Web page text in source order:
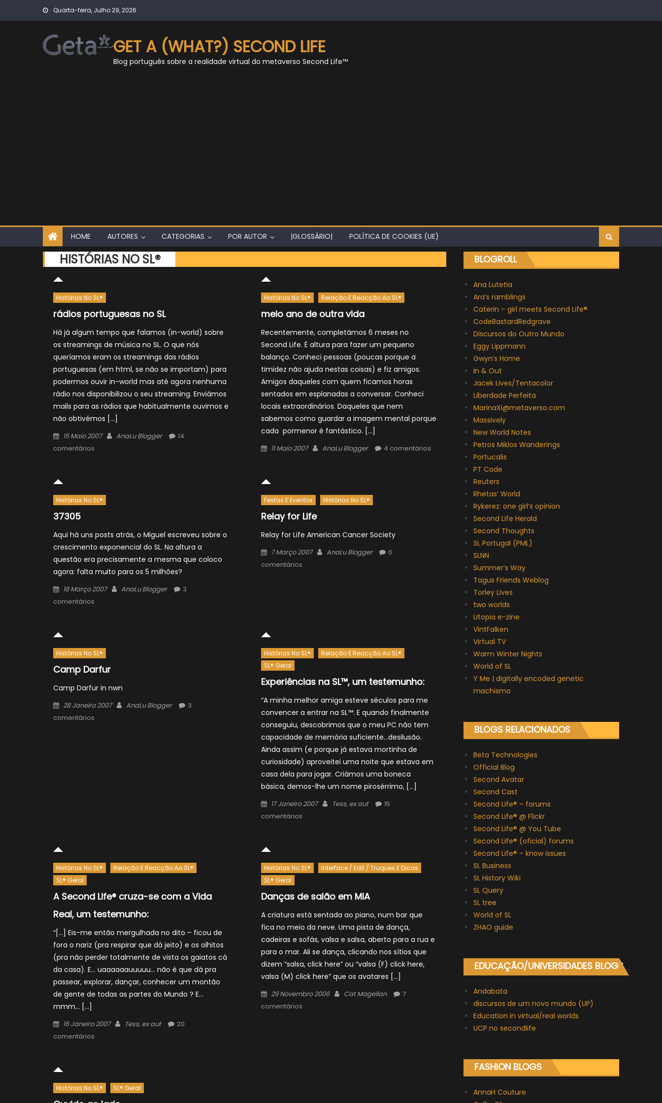
Quarta-feira, Julho 29, 2026
GET A (WHAT?) SECOND LIFE
Blog português sobre a realidade virtual do metaverso Second Life™
HOME AUTORES CATEGORIAS POR AUTOR |GLOSSÁRIO| POLÍTICA DE COOKIES (UE)
HISTÓRIAS NO SL®
Histórias No SL®
rádios portuguesas no SL
Há já algum tempo que falamos (in-world) sobre
os streamings de música no SL. O que nós
queríamos eram os streamings das rádios
portuguesas (em html, se não se importam) para
podermos ouvir in-world mas até agora nenhuma
rádio nos disponibilizou o seu streaming. Enviámos
mails para as rádios que habitualmente ouvimos e
não obtivémos […]
Posted
on
15 Maio 2007 Author
AnaLu Blogger
14
comentários
Histórias No SL® Relação E Reacção Ao SL®
meio ano de outra vida
Recentemente, completámos 6 meses no
Second Life. É altura para fazer um pequeno
balanço. Conheci pessoas (poucas porque a
timidez não ajuda nestas coisas) e fiz amigos.
Amigos daqueles com quem ficamos horas
sentados em esplanadas a conversar. Conheci
locais extraordinários. Daqueles que nem
sabemos como guardar a imagem mental porque
cada pormenor é fantástico. […]
Posted
11 Maio 2007 Author
AnaLu Blogger 4 comentários
Histórias No SL®
37305
Aqui há uns posts atrás, o Miguel escreveu sobre o
crescimento exponencial do SL. Na altura a
questão era precisamente a mesma que coloco
agora: falta muito para os 5 milhões?
Posted
on
18 Março 2007 Author
AnaLu Blogger
3
comentários
Festas E Eventos Histórias No SL®
Relay for Life
Relay for Life American Cancer Society
Posted
on
7 Março 2007 Author
AnaLu Blogger
0
comentários
Histórias No SL®
Camp Darfur
Camp Darfur in nwn
Posted
on
28 Janeiro 2007 Author
AnaLu Blogger
3
comentários
Histórias No SL®
Relação E Reacção Ao SL®
SL® Geral
Experiências na SL™, um testemunho:
“A minha melhor amiga esteve séculos para me
convencer a entrar na SL™. E quando finalmente
conseguiu, descobrimos que o meu PC não tem
capacidade de memória suficiente…desilusão.
Ainda assim (e porque já estava mortinha de
curiosidade) aproveitei uma noite que estava em
casa dela para jogar. Criámos uma boneca
básica, demos-lhe um nome pirosérrimo, […]
Posted
on
17 Janeiro 2007 Author
Tess, ex aut
15
comentários
Histórias No SL®
Relação E Reacção Ao SL®
SL® Geral
A Second Life® cruza-se com a Vida
Real, um testemunho:
“[…] Eis-me então mergulhada no dito – ficou de
fora o nariz (pra respirar que dá jeito) e os olhitos
(pra não perder totalmente de vista os gaiatos cá
da casa). E… uaaaaaauuuuu… não é que dá pra
passear, explorar, dançar, conhecer um montão
de gente de todas as partes do Mundo ? E…
mmm… […]
Posted
on
16 Janeiro 2007 Author
Tess, ex aut
20
comentários
Histórias No SL®
Interface / Edit / Truques E Dicas
SL® Geral
Danças de salão em MIA
A criatura está sentada ao piano, num bar que
fica no meio da neve. Uma pista de dança,
cadeiras e sofás, valsa e salsa, aberto para a rua e
para o mar. Ali se dança, clicando nos sítios que
dizem “salsa, click here” ou “valsa (F) click here,
valsa (M) click here” que os avatares […]
Posted
on
29 Novembro 2006 Author
Cat Magellan
7
comentários
Histórias No SL® SL® Geral
BLOGROLL
Ana Lutetia
Ara’s ramblings
Caterin – girl meets Second Life®
CodeBastardRedgrave
Discursos do Outro Mundo
Eggy Lippmann
Gwyn’s Home
In & Out
Jacek Lives/Tentacolor
Liberdade Perfeita
MarinaXi@metaverso.com
Massively
New World Notes
Petros Miklos Wanderings
Portucalis
PT Code
Reuters
Rhetas’ World
Rykerez: one girl’s opinion
Second Life Herald
Second Thoughts
SL Portugal (PML)
SLNN
Summer’s Way
Tagus Friends Weblog
Torley Lives
two worlds
Utopia e-zine
VintFalken
Virtual TV
Warm Winter Nights
World of SL
Y Me | digitally encoded genetic
machismo
BLOGS RELACIONADOS
Beta Technologies
Official Blog
Second Avatar
Second Cast
Second Life® – forums
Second Life® @ Flickr
Second Life® @ You Tube
Second Life® (oficial) forums
Second Life® – know issues
SL Business
SL History Wiki
SL Query
SL tree
World of SL
ZHAO guide
EDUCAÇÃO/UNIVERSIDADES BLOGS
Andabata
discursos de um novo mundo (UP)
Education in virtual/real worlds
UCP no secondlife
FASHION BLOGS
AnnaH Couture